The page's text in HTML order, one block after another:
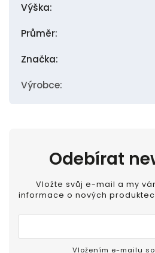
Výška:
Průměr:
Značka:
Výrobce:
Odebírat
Vložte svůj e-mail a my
informace o nových